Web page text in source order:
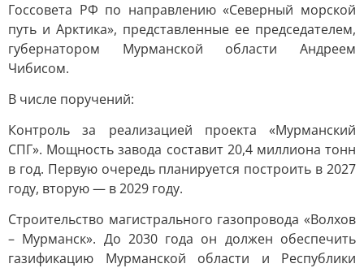
Госсовета РФ по направлению «Северный морской
путь и Арктика», представленные ее председателем,
губернатором Мурманской области Андреем
Чибисом.
В числе поручений:
Контроль за реализацией проекта «Мурманский
СПГ». Мощность завода составит 20,4 миллиона тонн
в год. Первую очередь планируется построить в 2027
году, вторую — в 2029 году.
Строительство магистрального газопровода «Волхов
– Мурманск». До 2030 года он должен обеспечить
газификацию Мурманской области и Республики